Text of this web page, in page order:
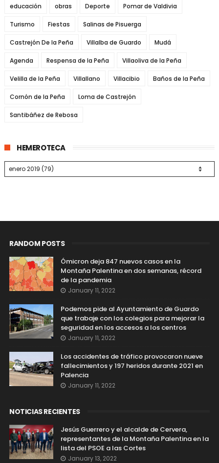
educación obras Deporte Pomar de Valdivia
Turismo Fiestas Salinas de Pisuerga
Castrejón De la Peña Villalba de Guardo Mudá
Agenda Respensa de la Peña Villaoliva de la Peña
Velilla de la Peña Villallano Villacibio Baños de la Peña
Cornón de la Peña Loma de Castrejón
Santibáñez de Rebosa
HEMEROTECA
RANDOM POSTS
Ómicron deja 847 nuevos casos en la
Montaña Palentina en dos semanas, récord
de la pandemia
January 11, 2022
Podemos pide al Ayuntamiento de Guardo
que trabaje con los colegios para mejorar la
seguridad en los accesos a los centros
January 11, 2022
Los accidentes de tráfico provocaron nueve
fallecimientos y 197 heridos durante 2021 en
Palencia
January 11, 2022
NOTICIAS RECIENTES
Jesús Guerrero y el alcalde de Cervera,
representantes de la Montaña Palentina en la
lista del PSOE a las Cortes
January 13, 2022